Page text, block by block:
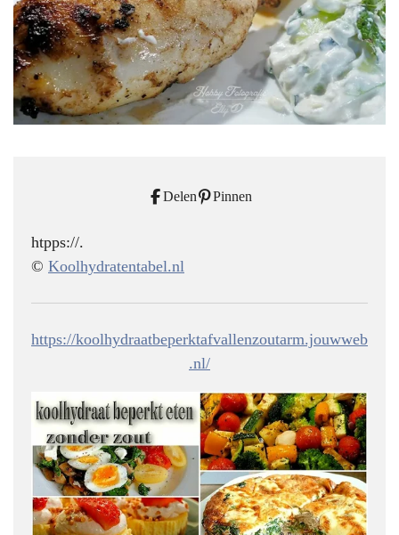
Delen Pinnen
htpps://.
© Koolhydratentabel.nl
https://koolhydraatbeperktafvallenzoutarm.jouwweb
.nl/